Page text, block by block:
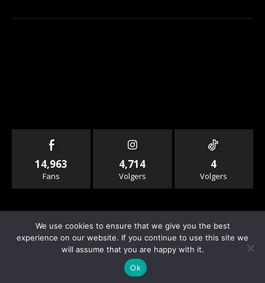
14,963
Fans
4,714
Volgers
4
Volgers
Info & Contact
We use cookies to ensure that we give you the best
experience on our website. If you continue to use this site we
will assume that you are happy with it.
Ok